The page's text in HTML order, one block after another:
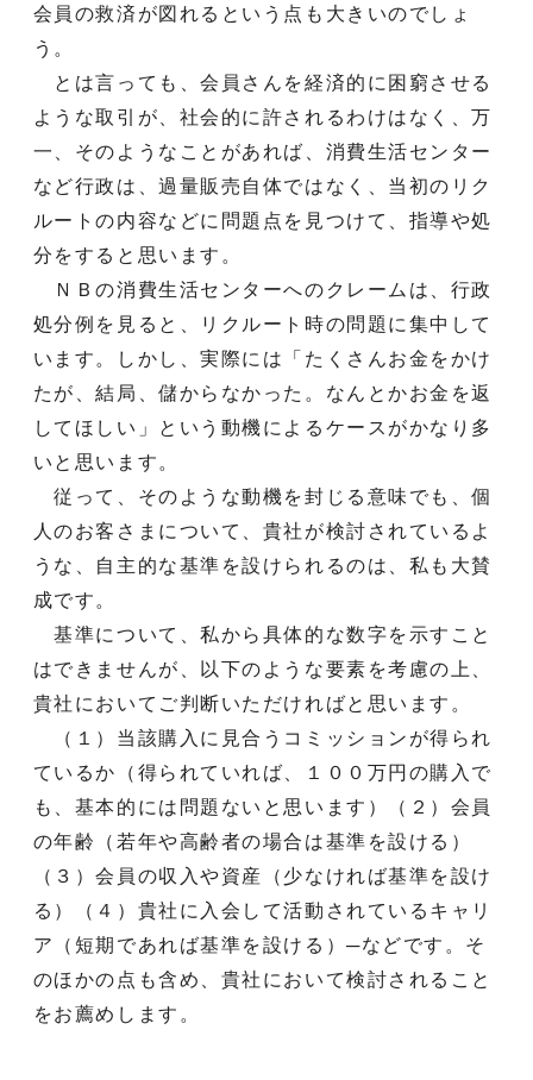
会員の救済が図れるという点も大きいのでしょ
う。
とは言っても、会員さんを経済的に困窮させる
ような取引が、社会的に許されるわけはなく、万
一、そのようなことがあれば、消費生活センター
など行政は、過量販売自体ではなく、当初のリク
ルートの内容などに問題点を見つけて、指導や処
分をすると思います。
ＮＢの消費生活センターへのクレームは、行政
処分例を見ると、リクルート時の問題に集中して
います。しかし、実際には「たくさんお金をかけ
たが、結局、儲からなかった。なんとかお金を返
してほしい」という動機によるケースがかなり多
いと思います。
従って、そのような動機を封じる意味でも、個
人のお客さまについて、貴社が検討されているよ
うな、自主的な基準を設けられるのは、私も大賛
成です。
基準について、私から具体的な数字を示すこと
はできませんが、以下のような要素を考慮の上、
貴社においてご判断いただければと思います。
（１）当該購入に見合うコミッションが得られ
ているか（得られていれば、１００万円の購入で
も、基本的には問題ないと思います）（２）会員
の年齢（若年や高齢者の場合は基準を設ける）
（３）会員の収入や資産（少なければ基準を設け
る）（４）貴社に入会して活動されているキャリ
ア（短期であれば基準を設ける）─などです。そ
のほかの点も含め、貴社において検討されること
をお薦めします。